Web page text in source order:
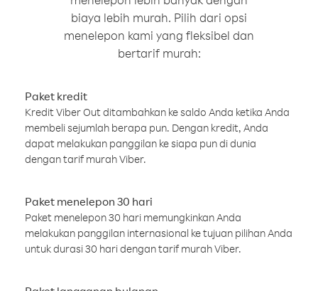
biaya lebih murah. Pilih dari opsi
menelepon kami yang fleksibel dan
bertarif murah:
Paket kredit
Kredit Viber Out ditambahkan ke saldo Anda ketika Anda
membeli sejumlah berapa pun. Dengan kredit, Anda
dapat melakukan panggilan ke siapa pun di dunia
dengan tarif murah Viber.
Paket menelepon 30 hari
Paket menelepon 30 hari memungkinkan Anda
melakukan panggilan internasional ke tujuan pilihan Anda
untuk durasi 30 hari dengan tarif murah Viber.